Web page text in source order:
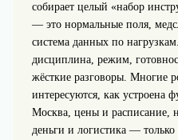
собирает целый «набор
— это нормальные поля,
система данных по
дисциплина, режим,
жёсткие разговоры. Многие
интересуются, как устроена
Москва, цены и расписание,
деньги и логистика —